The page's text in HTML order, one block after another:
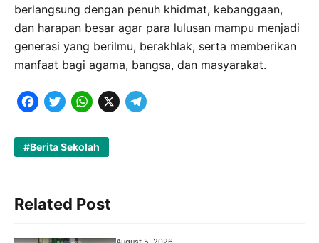
berlangsung dengan penuh khidmat, kebanggaan,
dan harapan besar agar para lulusan mampu menjadi
generasi yang berilmu, berakhlak, serta memberikan
manfaat bagi agama, bangsa, dan masyarakat.
F
c
o
T
i
e
W
a
A
X
T
Berita Sekolah
Related Post